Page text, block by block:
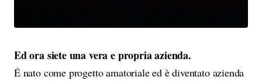
Ed ora siete una vera e propria azienda.
É nato come progetto amatoriale ed è diventato azienda